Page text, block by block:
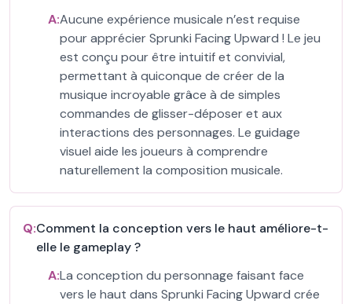
A:Aucune expérience musicale n’est requise
pour apprécier Sprunki Facing Upward ! Le jeu
est conçu pour être intuitif et convivial,
permettant à quiconque de créer de la
musique incroyable grâce à de simples
commandes de glisser-déposer et aux
interactions des personnages. Le guidage
visuel aide les joueurs à comprendre
naturellement la composition musicale.
Q:Comment la conception vers le haut améliore-t-
elle le gameplay ?
A:La conception du personnage faisant face
vers le haut dans Sprunki Facing Upward crée